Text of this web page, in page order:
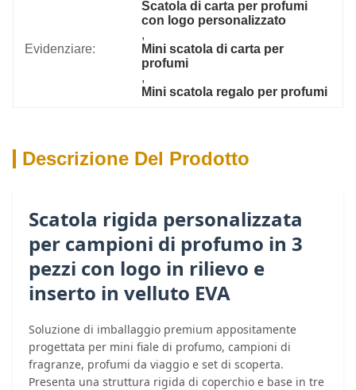
Evidenziare:
Scatola di carta per profumi
con logo personalizzato
,
Mini scatola di carta per
profumi
,
Mini scatola regalo per profumi
Descrizione Del Prodotto
Scatola rigida personalizzata
per campioni di profumo in 3
pezzi con logo in rilievo e
inserto in velluto EVA
Soluzione di imballaggio premium appositamente
progettata per mini fiale di profumo, campioni di
fragranze, profumi da viaggio e set di scoperta.
Presenta una struttura rigida di coperchio e base in tre